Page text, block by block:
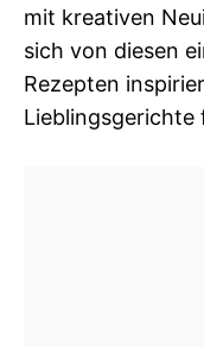
mit kreativen
sich von diesen
Rezepten
Lieblingsgerichte